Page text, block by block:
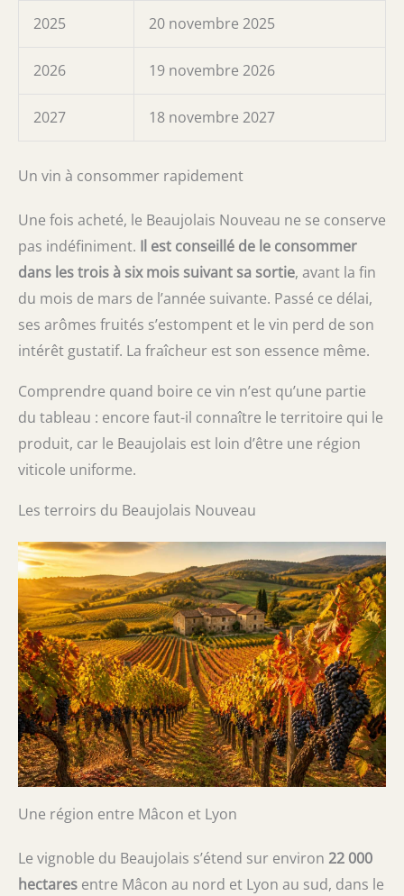
2025 20 novembre 2025
2026 19 novembre 2026
2027 18 novembre 2027
Un vin à consommer rapidement
Une fois acheté, le Beaujolais Nouveau ne se conserve
pas indéfiniment. Il est conseillé de le consommer
dans les trois à six mois suivant sa sortie, avant la fin
du mois de mars de l’année suivante. Passé ce délai,
ses arômes fruités s’estompent et le vin perd de son
intérêt gustatif. La fraîcheur est son essence même.
Comprendre quand boire ce vin n’est qu’une partie
du tableau : encore faut-il connaître le territoire qui le
produit, car le Beaujolais est loin d’être une région
viticole uniforme.
Les terroirs du Beaujolais Nouveau
Une région entre Mâcon et Lyon
Le vignoble du Beaujolais s’étend sur environ 22 000
hectares entre Mâcon au nord et Lyon au sud, dans le